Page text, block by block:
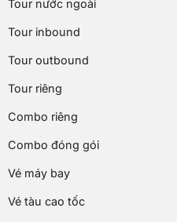
Tour nước ngoài
Tour inbound
Tour outbound
Tour riêng
Combo riêng
Combo đóng gói
Vé máy bay
Vé tàu cao tốc